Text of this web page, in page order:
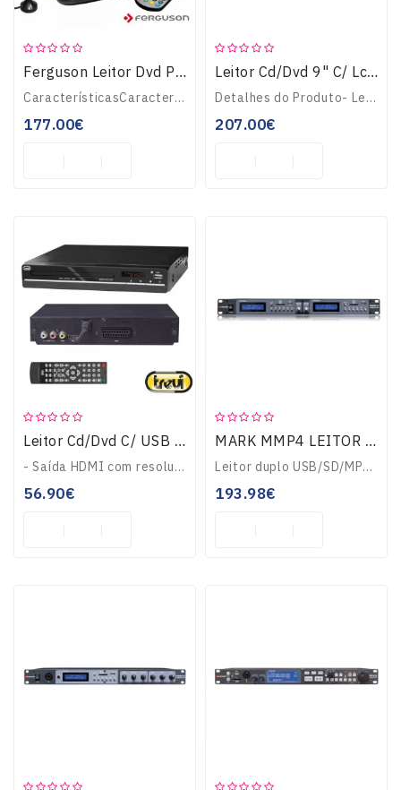
Ferguson Leitor Dvd Portátil 9 C/ Lcd Usb/Sd Bateria 1000ma
CaracterísticasCaracterísticasFormatoDVDRádioPortáteisDetalhes do Produto- TV comLeitor DVD portátil com LCD 9" e USB- Leitor CD e DVD, leitor cartões SD/MMcomM..
177.00€
Leitor Cd/Dvd 9" C/ Lcd Usb/Sd Colunas 2x20w + Comando
Detalhes do Produto- Leitor DVD c/ TFT/LCD 9" USB e comando- Leitor CD e DVD, SD/MMC e rádio FM- Inclui suporte, cabo AV e cabo alimentação- Equipado c/ 2 colun..
207.00€
Leitor Cd/Dvd C/ USB Comando TREVI DVMI3580HD
- Saída HDMI com resolução FullHD 1080P- Saída USB, Display LED- Controlo remoto incluído- Leitor de mpeg4 / dvd / cd / mp3 / jpeg- Saída RCA de áudio e vídeo- ..
56.90€
MARK MMP4 LEITOR MULTIMÉDIA
Leitor duplo USB/SD/MP3. Cada leitor tem porta USB e slor SD/MMC, ecrã 18x2 com informação ID tag completa da repdorução. Função repetição, 5 configurações de e..
193.98€